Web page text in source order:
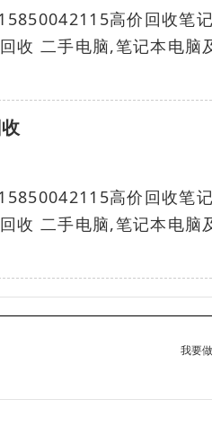
高价回收笔
收 二手电脑,笔记本电脑
高价回收笔
收 二手电脑,笔记本电脑
我要